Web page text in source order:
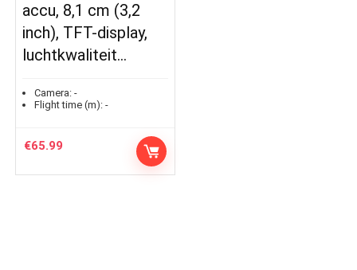
accu, 8,1 cm (3,2
inch), TFT-display,
luchtkwaliteit…
Camera: -
Flight time (m): -
€65.99